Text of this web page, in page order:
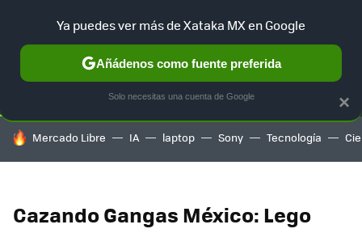
SELECCIÓN GAMING HOME AUTO TERRITORIO
HOY SE HABLA DE
Mercado Libre IA laptop Sony Tecnología
Cazando Gangas México: Lego
×
Ya puedes ver más de Xataka MX en Google
Añádenos como fuente preferida
Solo necesitas una cuenta de Google